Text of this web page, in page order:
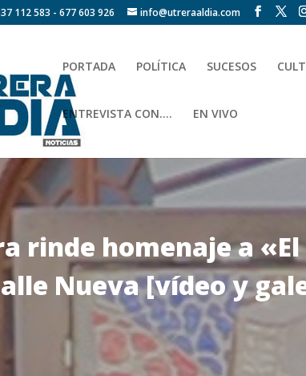
112 583 - 677 603 926 info@utreraaldia.com
PORTADA POLÍTICA SUCESOS
ENTREVISTA CON…. EN VIVO
rinde homenaje a
Nueva [vídeo y